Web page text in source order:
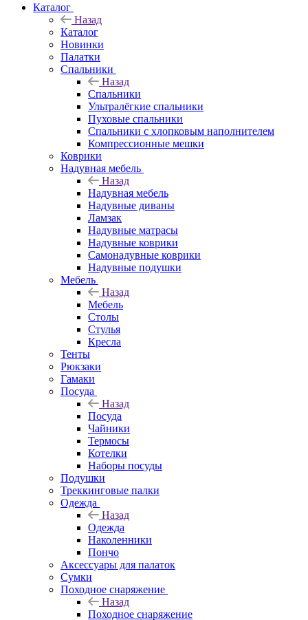
Каталог
Назад
Каталог
Новинки
Палатки
Спальники
Назад
Спальники
Ультралёгкие спальники
Пуховые спальники
Спальники с хлопковым наполнителем
Компрессионные мешки
Коврики
Надувная мебель
Назад
Надувная мебель
Надувные диваны
Ламзак
Надувные матрасы
Надувные коврики
Самонадувные коврики
Надувные подушки
Мебель
Назад
Мебель
Столы
Стулья
Кресла
Тенты
Рюкзаки
Гамаки
Посуда
Назад
Посуда
Чайники
Термосы
Котелки
Наборы посуды
Подушки
Треккинговые палки
Одежда
Назад
Одежда
Наколенники
Пончо
Аксессуары для палаток
Сумки
Походное снаряжение
Назад
Походное снаряжение